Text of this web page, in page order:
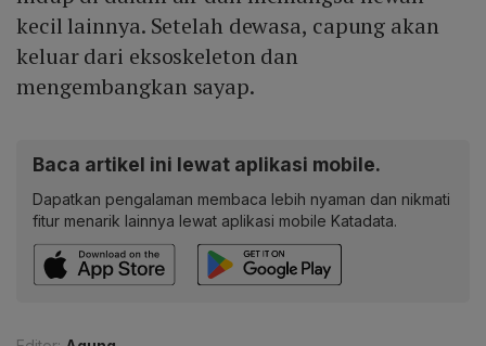
kecil lainnya. Setelah dewasa, capung akan
keluar dari eksoskeleton dan
mengembangkan sayap.
Baca artikel ini lewat aplikasi mobile.
Dapatkan pengalaman membaca lebih nyaman dan nikmati
fitur menarik lainnya lewat aplikasi mobile Katadata.